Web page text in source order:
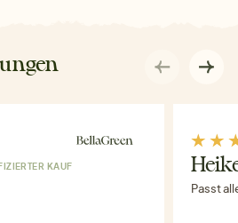
KAUF
Passt